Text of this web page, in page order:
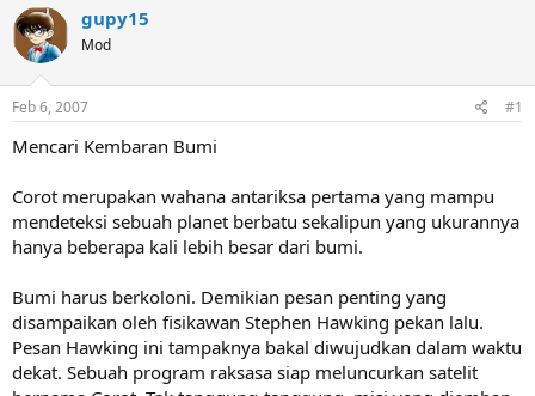
r
e
a
s
t
a
e
r
a
e
gupy15
Mod
Feb 6, 2007 #1
Mencari Kembaran Bumi
Corot merupakan wahana antariksa pertama yang mampu
mendeteksi sebuah planet berbatu sekalipun yang ukurannya
hanya beberapa kali lebih besar dari bumi.
Bumi harus berkoloni. Demikian pesan penting yang
disampaikan oleh fisikawan Stephen Hawking pekan lalu.
Pesan Hawking ini tampaknya bakal diwujudkan dalam waktu
dekat. Sebuah program raksasa siap meluncurkan satelit